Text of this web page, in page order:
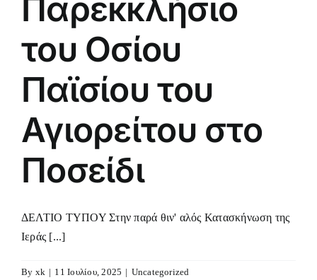
Παρεκκλήσιο
του Οσίου
Παϊσίου του
Αγιορείτου στο
Ποσείδι
ΔΕΛΤΙΟ ΤΥΠΟΥ Στην παρά θιν' αλός Κατασκήνωση της
Ιεράς [...]
By xk | 11 Ιουλίου, 2025 | Uncategorized